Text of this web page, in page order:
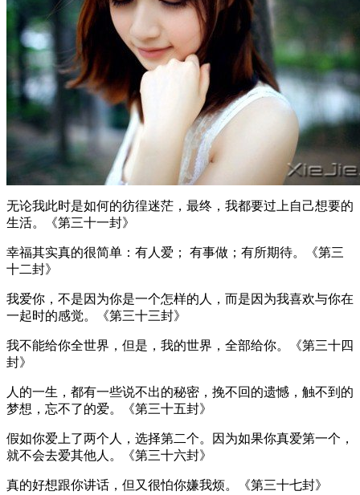
无论我此时是如何的彷徨迷茫，最终，我都要过上自己想要的
生活。《第三十一封》
幸福其实真的很简单：有人爱； 有事做；有所期待。《第三
十二封》
我爱你，不是因为你是一个怎样的人，而是因为我喜欢与你在
一起时的感觉。《第三十三封》
我不能给你全世界，但是，我的世界，全部给你。《第三十四
封》
人的一生，都有一些说不出的秘密，挽不回的遗憾，触不到的
梦想，忘不了的爱。《第三十五封》
假如你爱上了两个人，选择第二个。因为如果你真爱第一个，
就不会去爱其他人。《第三十六封》
真的好想跟你讲话，但又很怕你嫌我烦。《第三十七封》